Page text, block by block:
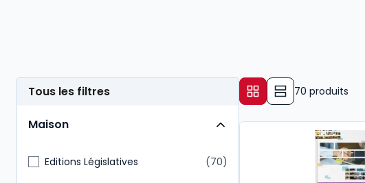
Tous les filtres
Maison
Editions Législatives 70
70 produits